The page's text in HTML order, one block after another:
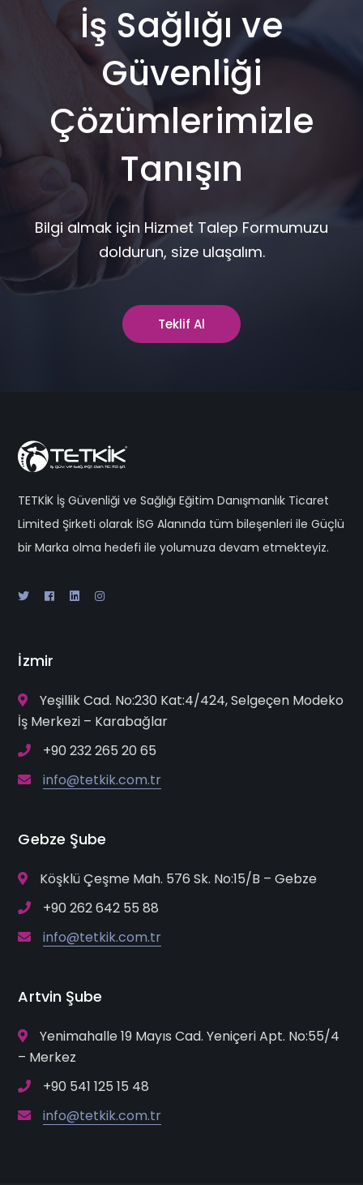
İş Sağlığı ve
Güvenliği
Çözümlerimizle
Tanışın
Bilgi almak için Hizmet Talep Formumuzu
doldurun, size ulaşalım.
Teklif Al
TETKİK İş Güvenliği ve Sağlığı Eğitim Danışmanlık Ticaret
Limited Şirketi olarak İSG Alanında tüm bileşenleri ile Güçlü
bir Marka olma hedefi ile yolumuza devam etmekteyiz.
İzmir
Yeşillik Cad. No:230 Kat:4/424, Selgeçen Modeko
İş Merkezi – Karabağlar
+90 232 265 20 65
info@tetkik.com.tr
Gebze Şube
Köşklü Çeşme Mah. 576 Sk. No:15/B – Gebze
+90 262 642 55 88
info@tetkik.com.tr
Artvin Şube
Yenimahalle 19 Mayıs Cad. Yeniçeri Apt. No:55/4
– Merkez
+90 541 125 15 48
info@tetkik.com.tr